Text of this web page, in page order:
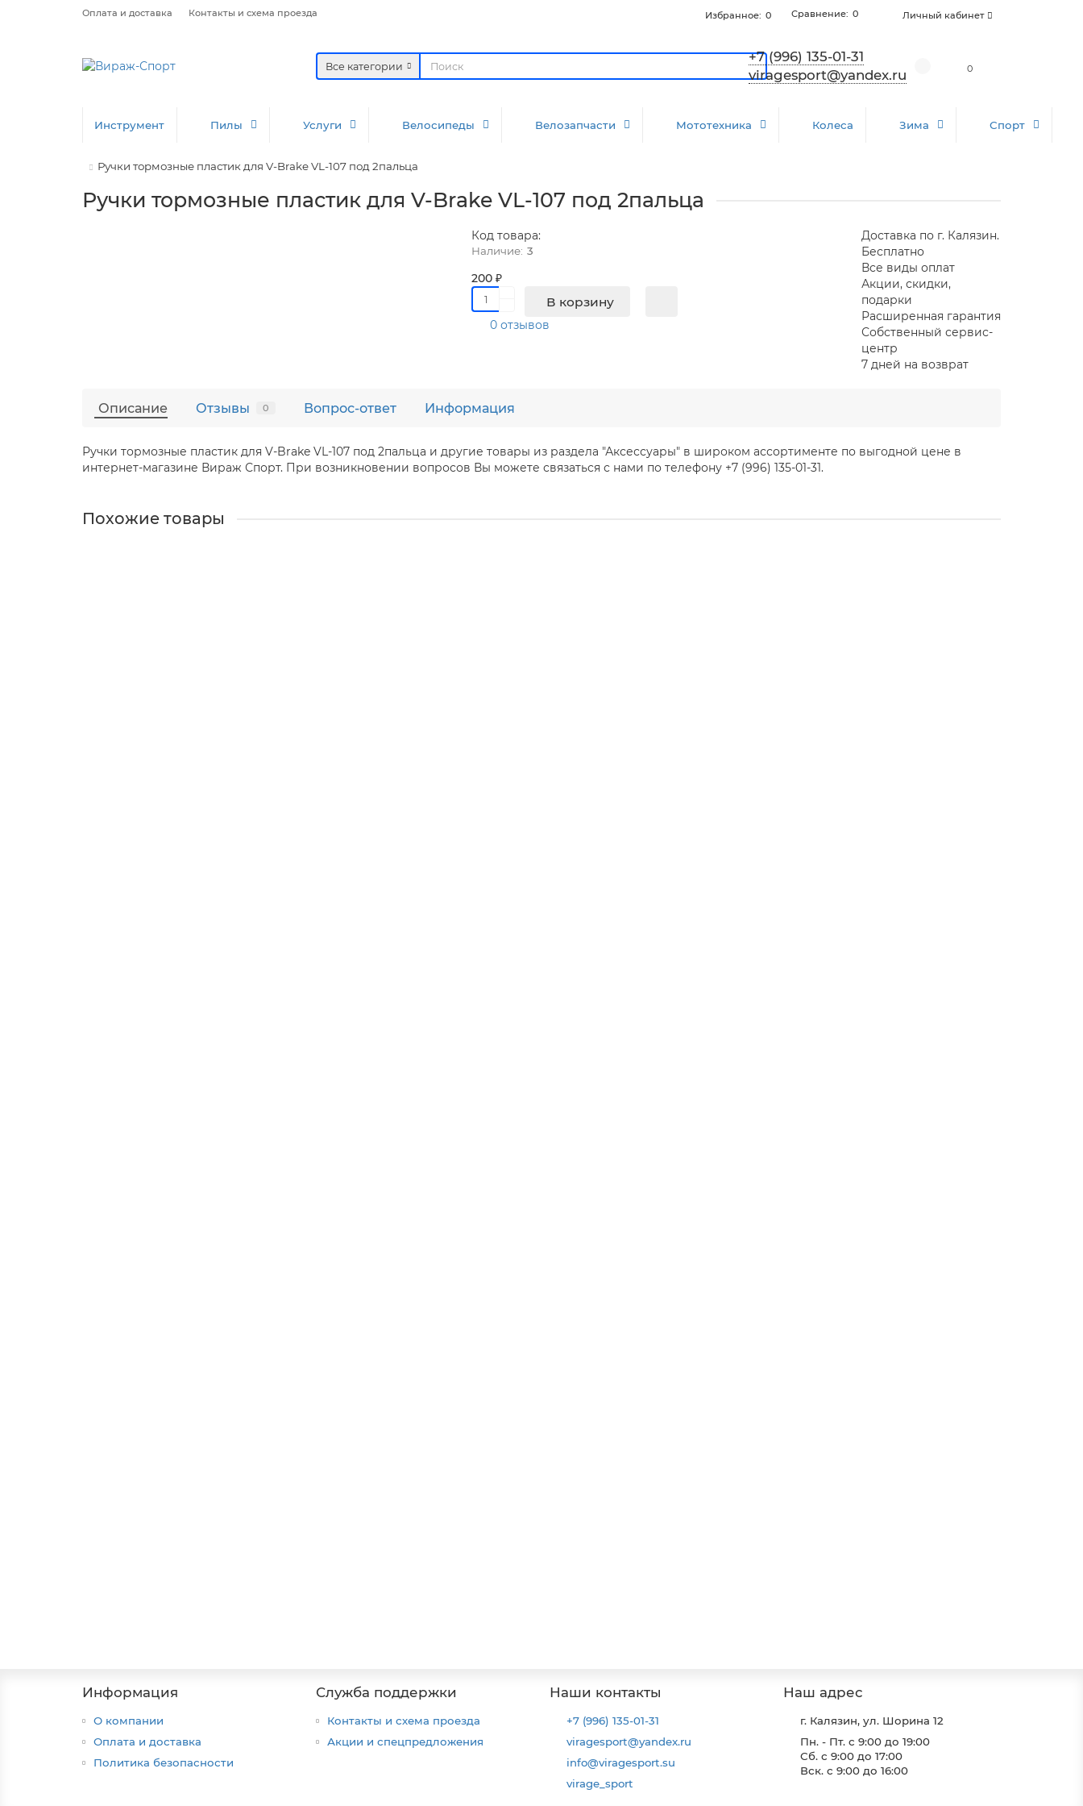
Личный кабинет
Сравнение: 0
Избранное: 0
Оплата и доставка Контакты и схема проезда
Все категории
+7 (996) 135-01-31
viragesport@yandex.ru
0
Инструмент Пилы Услуги Велосипеды Велозапчасти Мототехника Колеса Зима Спорт
Ручки тормозные пластик для V-Brake VL-107 под 2пальца
Ручки тормозные пластик для V-Brake VL-107 под 2пальца
Код товара:
3
200 ₽
В корзину
0 отзывов
Доставка по г. Калязин.
Бесплатно
Все виды оплат
Акции, скидки,
подарки
Расширенная гарантия
Собственный сервис-
центр
7 дней на возврат
Описание Отзывы 0 Вопрос-ответ Информация
Ручки тормозные пластик для V-Brake VL-107 под 2пальца и другие товары из раздела "Аксессуары" в широком ассортименте по выгодной цене в
интернет-магазине Вираж Спорт. При возникновении вопросов Вы можете связаться с нами по телефону +7 (996) 135-01-31.
Похожие товары
Информация
О компании
Оплата и доставка
Политика безопасности
Служба поддержки
Контакты и схема проезда
Акции и спецпредложения
Наши контакты
+7 (996) 135-01-31
viragesport@yandex.ru
info@viragesport.su
virage_sport
Наш адрес
г. Калязин, ул. Шорина 12
Пн. - Пт. с 9:00 до 19:00
Сб. с 9:00 до 17:00
Вск. с 9:00 до 16:00